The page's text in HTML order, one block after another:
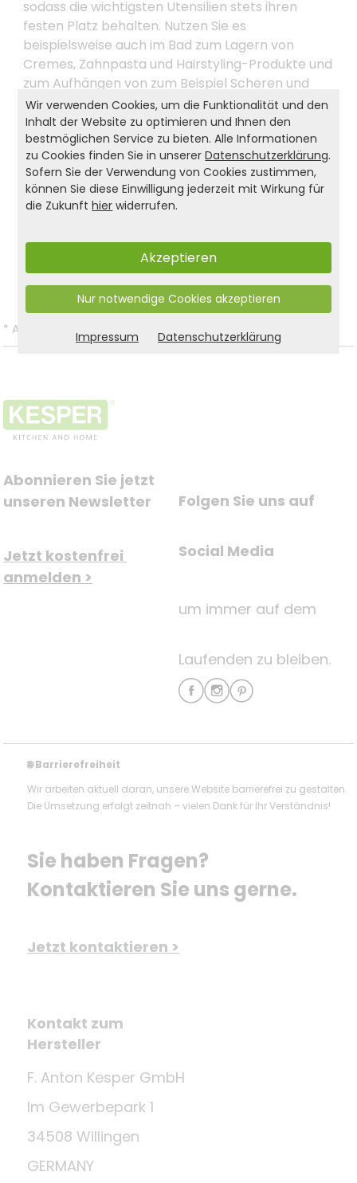
sodass die wichtigsten Utensilien stets ihren
festen Platz behalten. Nutzen Sie es
beispielsweise auch im Bad zum Lagern von
Cremes, Zahnpasta und Hairstyling-Produkte und
zum Aufhängen von zum Beispiel Scheren und
Pinzetten. Lassen Sie sich keine Grenzen setzen
und verwenden Sie das doppelstöckige KESPER®
Küchenregal im Industrial Design wo auch immer
Sie möchten, um das Beste aus Ihrem neuen
Ordnungshelfer herauszuholen.
Zurück zur Liste
* Alle Preise inkl. gesetzl. MwSt. und zzgl. Versandkosten
Abonnieren Sie jetzt
unseren Newsletter
Jetzt kostenfrei
anmelden >
Folgen Sie uns auf
Social Media
um immer auf dem
Laufenden zu bleiben.
🌐Barrierefreiheit
Wir arbeiten aktuell daran, unsere Website barrierefrei zu gestalten.
Die Umsetzung erfolgt zeitnah – vielen Dank für Ihr Verständnis!
Sie haben Fragen?
Kontaktieren Sie uns gerne.
Jetzt kontaktieren >
Kontakt zum
Hersteller
F. Anton Kesper GmbH
Im Gewerbepark 1
34508 Willingen
GERMANY
Wir verwenden Cookies, um die Funktionalität und den
Inhalt der Website zu optimieren und Ihnen den
bestmöglichen Service zu bieten. Alle Informationen
zu Cookies finden Sie in unsererDatenschutzerklärung.
Sofern Sie der Verwendung von Cookies zustimmen,
können Sie diese Einwilligung jederzeit mit Wirkung für
die Zukunfthier widerrufen.
Akzeptieren
Nur notwendige Cookies akzeptieren
Impressum Datenschutzerklärung